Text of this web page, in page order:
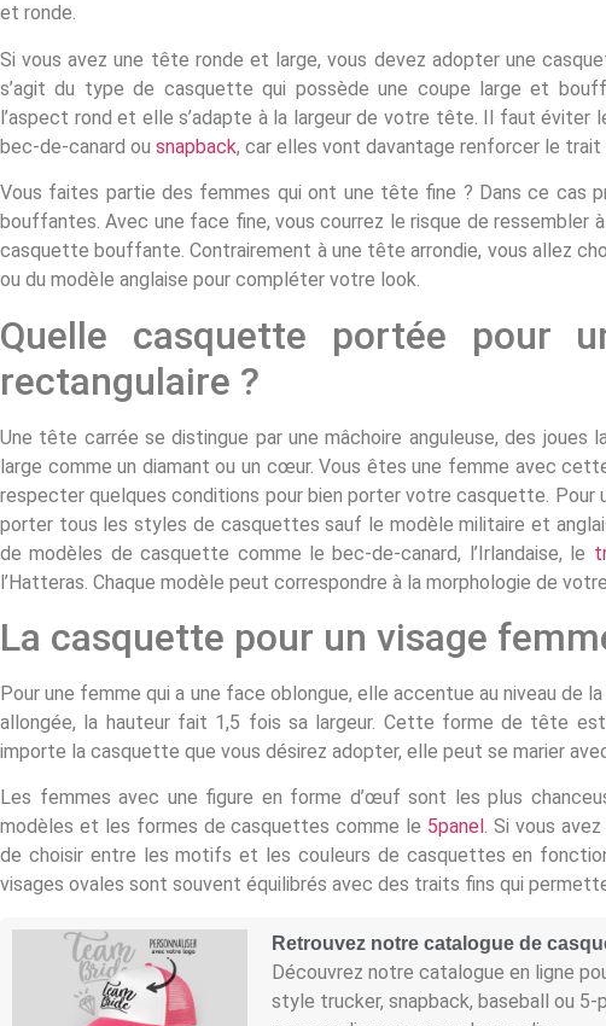
et ronde.
Si vous avez une tête ronde et large, vous devez adopter une
s’agit du type de casquette qui possède une coupe large et
l’aspect rond et elle s’adapte à la largeur de votre tête. Il faut éviter
bec-de-canard ou snapback, car elles vont davantage renforcer le trait
Vous faites partie des femmes qui ont une tête fine ? Dans ce cas
bouffantes. Avec une face fine, vous courrez le risque de ressembler
casquette bouffante. Contrairement à une tête arrondie, vous allez
ou du modèle anglaise pour compléter votre look.
Quelle casquette portée pour
rectangulaire ?
Une tête carrée se distingue par une mâchoire anguleuse, des joues
large comme un diamant ou un cœur. Vous êtes une femme avec
respecter quelques conditions pour bien porter votre casquette.
porter tous les styles de casquettes sauf le modèle militaire et
de modèles de casquette comme le bec-de-canard, l’Irlandaise, le
l’Hatteras. Chaque modèle peut correspondre à la morphologie de
La casquette pour un visage
Pour une femme qui a une face oblongue, elle accentue au niveau de
allongée, la hauteur fait 1,5 fois sa largeur. Cette forme de tête
importe la casquette que vous désirez adopter, elle peut se marier
Les femmes avec une figure en forme d’œuf sont les plus
modèles et les formes de casquettes comme le 5panel. Si vous
de choisir entre les motifs et les couleurs de casquettes en
visages ovales sont souvent équilibrés avec des traits fins qui
Retrouvez notre catalogue de
Découvrez notre catalogue en ligne
style trucker, snapback, baseball ou